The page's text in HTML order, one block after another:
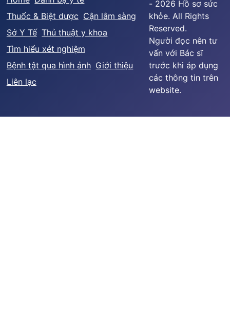
Thuốc & Biệt dược Cận lâm sàng
Sở Y Tế Thủ thuật y khoa
Tìm hiểu xét nghiệm
Bệnh tật qua hình ảnh Giới thiệu
Liên lạc
- 2026 Hồ sơ sức
khỏe. All Rights
Reserved.
Người đọc nên tư
vấn với Bác sĩ
trước khi áp dụng
các thông tin trên
website.